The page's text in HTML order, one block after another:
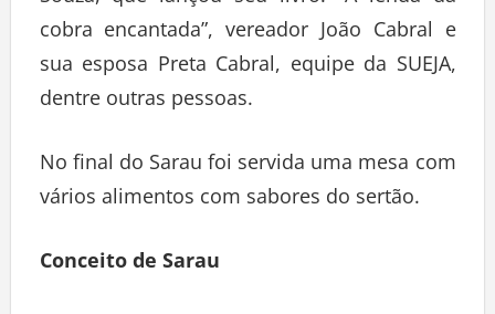
cobra encantada”, vereador João Cabral e
sua esposa Preta Cabral, equipe da SUEJA,
dentre outras pessoas.
No final do Sarau foi servida uma mesa com
vários alimentos com sabores do sertão.
Conceito de Sarau